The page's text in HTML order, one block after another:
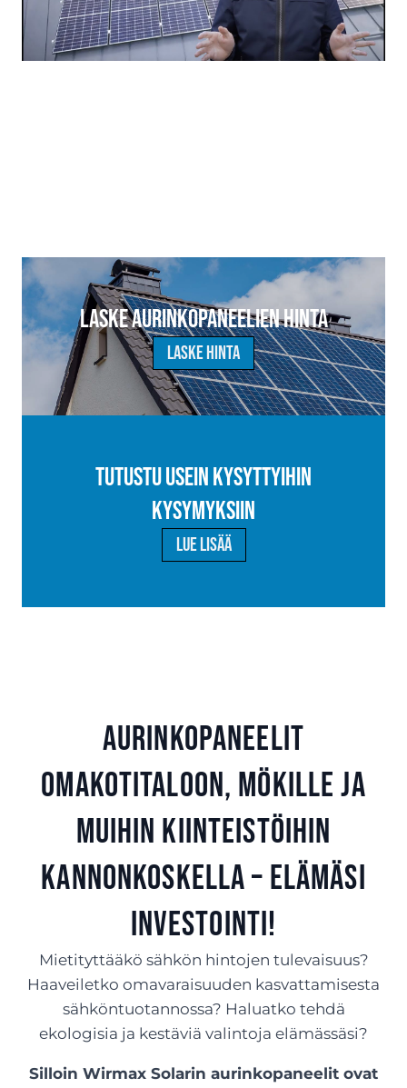
Laske aurinkopaneelien hinta
Laske hinta
Tutustu usein kysyttyihin
kysymyksiin
Lue lisää
Aurinkopaneelit
omakotitaloon, mökille ja
muihin kiinteistöihin
Kannonkoskella – Elämäsi
investointi!
Mietityttääkö sähkön hintojen tulevaisuus?
Haaveiletko omavaraisuuden kasvattamisesta
sähköntuotannossa? Haluatko tehdä
ekologisia ja kestäviä valintoja elämässäsi?
Silloin Wirmax Solarin aurinkopaneelit ovat